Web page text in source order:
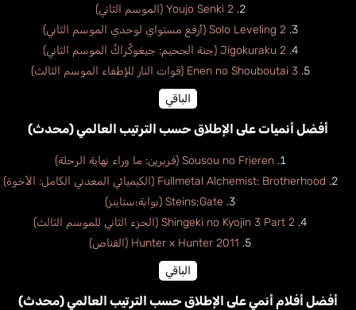
Youjo Senki 2 (الموسم الثاني)
Solo Leveling 2 (أرفع مستواي لوحدي الموسم الثاني)
Jigokuraku 2 (جنة الجحيم: جيغوكُراكُ الموسم الثاني)
Enen no Shouboutai 3 (قوات النار للإطفاء الموسم الثالث)
الباقي
أفضل أنميات على الإطلاق حسب الترتيب العالمي (محدث)
Sousou no Frieren (فريرين: ما وراء نهاية الرحلة)
Fullmetal Alchemist: Brotherhood (الكيميائي المعدني الكامل: الأخوة)
Steins;Gate (بوابة؛ستاينز)
Shingeki no Kyojin 3 Part 2 (الجزء الثاني للموسم الثالث)
Hunter x Hunter 2011 (القناص)
الباقي
أفضل أفلام أنمي على الإطلاق حسب الترتيب العالمي (محدث)